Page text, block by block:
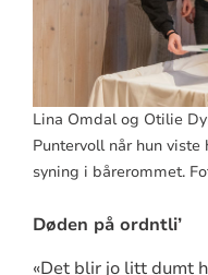
Lina Omdal og Otilie
Puntervoll når hun viste
syning i bårerommet.
Døden på ordntli’
«Det blir jo litt dumt